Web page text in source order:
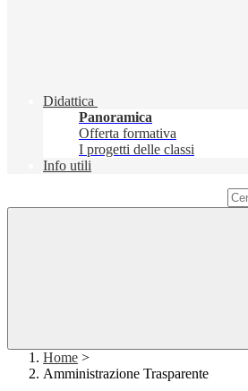
Didattica
Panoramica
Offerta formativa
I progetti delle classi
Info utili
Home >
Amministrazione Trasparente